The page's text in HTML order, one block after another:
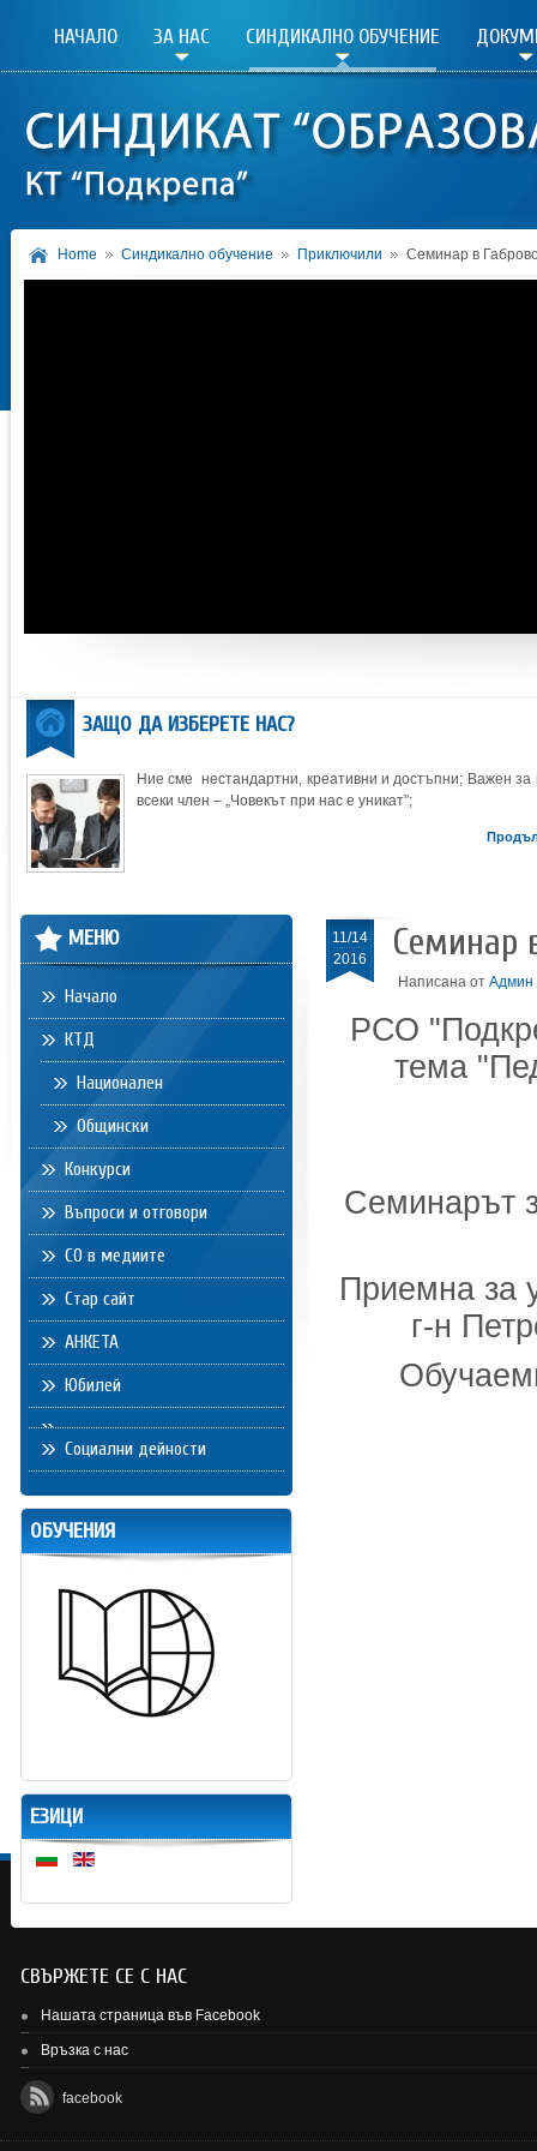
НАЧАЛО ЗА НАС СИНДИКАЛНО ОБУЧЕНИЕ
Home Синдикално обучение Приключили Семинар в
ЗАЩО ДА ИЗБЕРЕТЕ НАС?
Ние сме нестандартни, креативни и достъпни; Важен за
всеки член – „Човекът при нас е уникат”;
11/14
2016
Семинар
Написана от Админ
РСО
тема
Семинарът
Приемна за
г-н
МЕНЮ
Начало
КТД
Национален
Общински
Конкурси
Въпроси и отговори
СО в медиите
Стар сайт
АНКЕТА
Юбилей
Социални дейности
ОБУЧЕНИЯ
ЕЗИЦИ
СВЪРЖЕТЕ СЕ С НАС
Нашата страница във Facebook
Връзка с нас
facebook